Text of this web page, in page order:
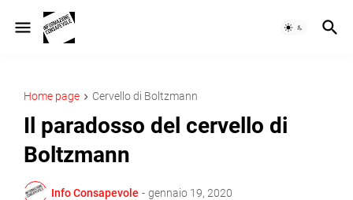
Home page Cervello di Boltzmann
Il paradosso del cervello di
Boltzmann
Info Consapevole - gennaio 19, 2020